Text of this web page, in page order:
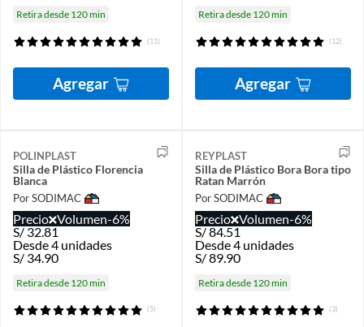
Retira desde 120 min
(11)
Agregar
Retira desde 120 min
(12)
Agregar
POLINPLAST
Silla de Plástico Florencia
Blanca
Por SODIMAC
Precio Volumen-6%
S/32.81
Desde 4 unidades
S/ 34.90
Retira desde 120 min
(5)
REYPLAST
Silla de Plástico Bora Bora tipo
Ratan Marrón
Por SODIMAC
Precio Volumen-6%
S/84.51
Desde 4 unidades
S/89.90
Retira desde 120 min
(3)